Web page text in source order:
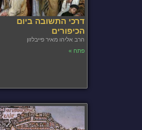
דרכי התשובה ביום
הכיפורים
הרב אליהו מאיר פייבלזון
פתח »